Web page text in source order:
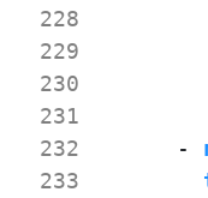
228
229
230
231
232
233
-